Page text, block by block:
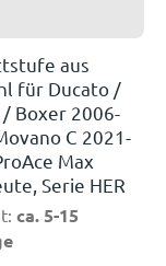
aus
für Ducato /
/ Boxer 2006-
C 2021-
Max
Serie HER
ca. 5-15